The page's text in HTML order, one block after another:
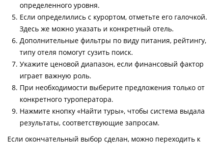
определенного уровня.
Если определились с курортом, отметьте его галочкой.
Здесь же можно указать и конкретный отель.
Дополнительные фильтры по виду питания, рейтингу,
типу отеля помогут сузить поиск.
Укажите ценовой диапазон, если финансовый фактор
играет важную роль.
При необходимости выберите предложения только от
конкретного туроператора.
Нажмите кнопку «Найти туры», чтобы система выдала
результаты, соответствующие запросам.
Если окончательный выбор сделан, можно переходить к